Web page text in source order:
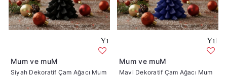
Yılbaşı Mumları Siyah Renk Dekoratif Çam
Mum ve muM
Siyah Dekoratif Çam Ağacı Mum
Yılbaşı
Mum ve muM
Mavi Dekoratif Çam Ağacı Mum